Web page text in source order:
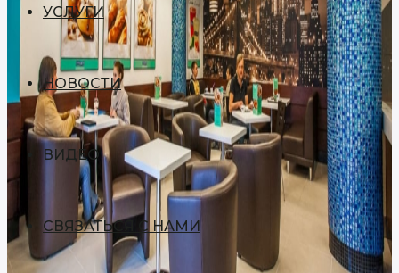
УСЛУГИ
НОВОСТИ
ВИДЕО
СВЯЗАТЬСЯ С НАМИ